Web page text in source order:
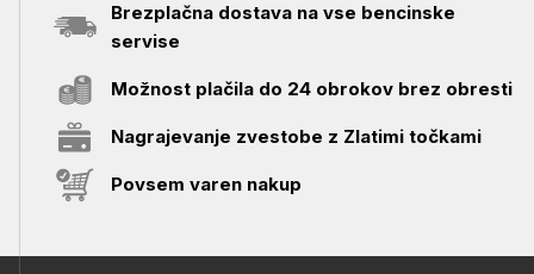
Brezplačna dostava na vse bencinske
servise
Možnost plačila do 24 obrokov brez obresti
Nagrajevanje zvestobe z Zlatimi točkami
Povsem varen nakup